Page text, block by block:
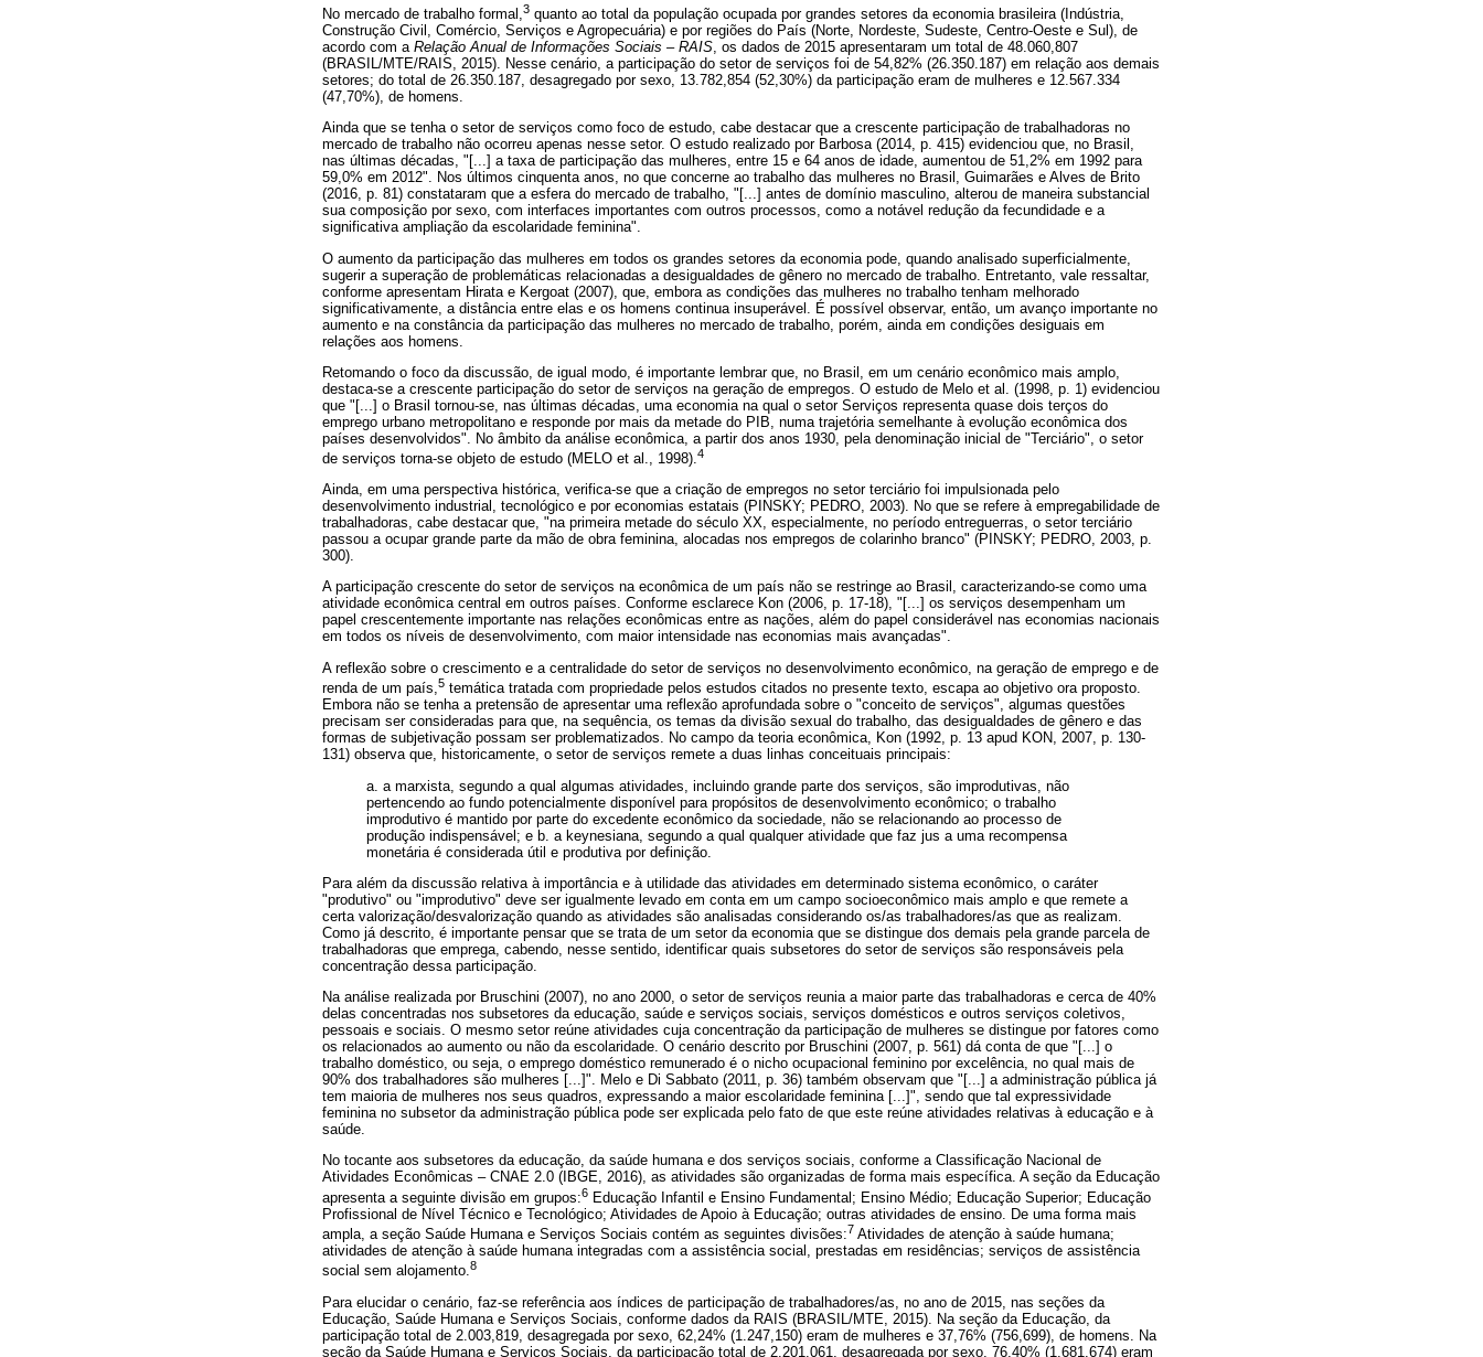
No mercado de trabalho formal,3 quanto ao total da população ocupada por grandes setores da economia brasileira (Indústria,
Construção Civil, Comércio, Serviços e Agropecuária) e por regiões do País (Norte, Nordeste, Sudeste, Centro-Oeste e Sul), de
acordo com a Relação Anual de Informações Sociais ‒ RAIS, os dados de 2015 apresentaram um total de 48.060,807
(BRASIL/MTE/RAIS, 2015). Nesse cenário, a participação do setor de serviços foi de 54,82% (26.350.187) em relação aos demais
setores; do total de 26.350.187, desagregado por sexo, 13.782,854 (52,30%) da participação eram de mulheres e 12.567.334
(47,70%), de homens.
Ainda que se tenha o setor de serviços como foco de estudo, cabe destacar que a crescente participação de trabalhadoras no
mercado de trabalho não ocorreu apenas nesse setor. O estudo realizado por Barbosa (2014, p. 415) evidenciou que, no Brasil,
nas últimas décadas, "[...] a taxa de participação das mulheres, entre 15 e 64 anos de idade, aumentou de 51,2% em 1992 para
59,0% em 2012". Nos últimos cinquenta anos, no que concerne ao trabalho das mulheres no Brasil, Guimarães e Alves de Brito
(2016, p. 81) constataram que a esfera do mercado de trabalho, "[...] antes de domínio masculino, alterou de maneira substancial
sua composição por sexo, com interfaces importantes com outros processos, como a notável redução da fecundidade e a
significativa ampliação da escolaridade feminina".
O aumento da participação das mulheres em todos os grandes setores da economia pode, quando analisado superficialmente,
sugerir a superação de problemáticas relacionadas a desigualdades de gênero no mercado de trabalho. Entretanto, vale ressaltar,
conforme apresentam Hirata e Kergoat (2007), que, embora as condições das mulheres no trabalho tenham melhorado
significativamente, a distância entre elas e os homens continua insuperável. É possível observar, então, um avanço importante no
aumento e na constância da participação das mulheres no mercado de trabalho, porém, ainda em condições desiguais em
relações aos homens.
Retomando o foco da discussão, de igual modo, é importante lembrar que, no Brasil, em um cenário econômico mais amplo,
destaca-se a crescente participação do setor de serviços na geração de empregos. O estudo de Melo et al. (1998, p. 1) evidenciou
que "[...] o Brasil tornou-se, nas últimas décadas, uma economia na qual o setor Serviços representa quase dois terços do
emprego urbano metropolitano e responde por mais da metade do PIB, numa trajetória semelhante à evolução econômica dos
países desenvolvidos". No âmbito da análise econômica, a partir dos anos 1930, pela denominação inicial de "Terciário", o setor
de serviços torna-se objeto de estudo (MELO et al., 1998).4
Ainda, em uma perspectiva histórica, verifica-se que a criação de empregos no setor terciário foi impulsionada pelo
desenvolvimento industrial, tecnológico e por economias estatais (PINSKY; PEDRO, 2003). No que se refere à empregabilidade de
trabalhadoras, cabe destacar que, "na primeira metade do século XX, especialmente, no período entreguerras, o setor terciário
passou a ocupar grande parte da mão de obra feminina, alocadas nos empregos de colarinho branco" (PINSKY; PEDRO, 2003, p.
300).
A participação crescente do setor de serviços na econômica de um país não se restringe ao Brasil, caracterizando-se como uma
atividade econômica central em outros países. Conforme esclarece Kon (2006, p. 17-18), "[...] os serviços desempenham um
papel crescentemente importante nas relações econômicas entre as nações, além do papel considerável nas economias nacionais
em todos os níveis de desenvolvimento, com maior intensidade nas economias mais avançadas".
A reflexão sobre o crescimento e a centralidade do setor de serviços no desenvolvimento econômico, na geração de emprego e de
renda de um país, 5 temática tratada com propriedade pelos estudos citados no presente texto, escapa ao objetivo ora proposto.
Embora não se tenha a pretensão de apresentar uma reflexão aprofundada sobre o "conceito de serviços", algumas questões
precisam ser consideradas para que, na sequência, os temas da divisão sexual do trabalho, das desigualdades de gênero e das
formas de subjetivação possam ser problematizados. No campo da teoria econômica, Kon (1992, p. 13 apud KON, 2007, p. 130-
131) observa que, historicamente, o setor de serviços remete a duas linhas conceituais principais:
a. a marxista, segundo a qual algumas atividades, incluindo grande parte dos serviços, são improdutivas, não
pertencendo ao fundo potencialmente disponível para propósitos de desenvolvimento econômico; o trabalho
improdutivo é mantido por parte do excedente econômico da sociedade, não se relacionando ao processo de
produção indispensável; e b. a keynesiana, segundo a qual qualquer atividade que faz jus a uma recompensa
monetária é considerada útil e produtiva por definição.
Para além da discussão relativa à importância e à utilidade das atividades em determinado sistema econômico, o caráter
"produtivo" ou "improdutivo" deve ser igualmente levado em conta em um campo socioeconômico mais amplo e que remete a
certa valorização/desvalorização quando as atividades são analisadas considerando os/as trabalhadores/as que as realizam.
Como já descrito, é importante pensar que se trata de um setor da economia que se distingue dos demais pela grande parcela de
trabalhadoras que emprega, cabendo, nesse sentido, identificar quais subsetores do setor de serviços são responsáveis pela
concentração dessa participação.
Na análise realizada por Bruschini (2007), no ano 2000, o setor de serviços reunia a maior parte das trabalhadoras e cerca de 40%
delas concentradas nos subsetores da educação, saúde e serviços sociais, serviços domésticos e outros serviços coletivos,
pessoais e sociais. O mesmo setor reúne atividades cuja concentração da participação de mulheres se distingue por fatores como
os relacionados ao aumento ou não da escolaridade. O cenário descrito por Bruschini (2007, p. 561) dá conta de que "[...] o
trabalho doméstico, ou seja, o emprego doméstico remunerado é o nicho ocupacional feminino por excelência, no qual mais de
90% dos trabalhadores são mulheres [...]". Melo e Di Sabbato (2011, p. 36) também observam que "[...] a administração pública já
tem maioria de mulheres nos seus quadros, expressando a maior escolaridade feminina [...]", sendo que tal expressividade
feminina no subsetor da administração pública pode ser explicada pelo fato de que este reúne atividades relativas à educação e à
saúde.
No tocante aos subsetores da educação, da saúde humana e dos serviços sociais, conforme a Classificação Nacional de
Atividades Econômicas ‒ CNAE 2.0 (IBGE, 2016), as atividades são organizadas de forma mais específica. A seção da Educação
apresenta a seguinte divisão em grupos:6 Educação Infantil e Ensino Fundamental; Ensino Médio; Educação Superior; Educação
Profissional de Nível Técnico e Tecnológico; Atividades de Apoio à Educação; outras atividades de ensino. De uma forma mais
ampla, a seção Saúde Humana e Serviços Sociais contém as seguintes divisões:7 Atividades de atenção à saúde humana;
atividades de atenção à saúde humana integradas com a assistência social, prestadas em residências; serviços de assistência
social sem alojamento.8
Para elucidar o cenário, faz-se referência aos índices de participação de trabalhadores/as, no ano de 2015, nas seções da
Educação, Saúde Humana e Serviços Sociais, conforme dados da RAIS (BRASIL/MTE, 2015). Na seção da Educação, da
participação total de 2.003,819, desagregada por sexo, 62,24% (1.247,150) eram de mulheres e 37,76% (756,699), de homens. Na
seção da Saúde Humana e Serviços Sociais, da participação total de 2.201.061, desagregada por sexo, 76,40% (1.681.674) eram